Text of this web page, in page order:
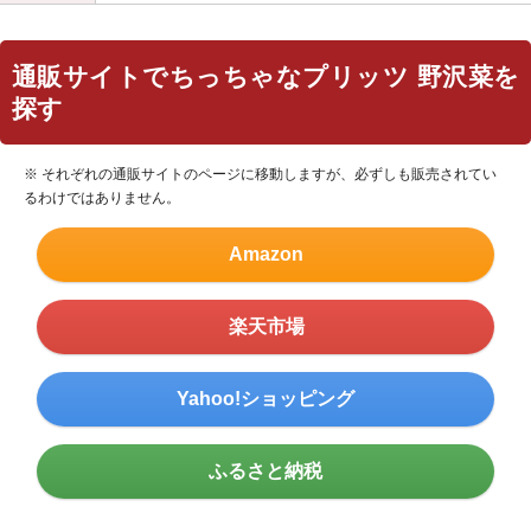
通販サイトでちっちゃなプリッツ 野沢菜を
探す
※ それぞれの通販サイトのページに移動しますが、必ずしも販売されてい
るわけではありません。
Amazon
楽天市場
Yahoo!ショッピング
ふるさと納税